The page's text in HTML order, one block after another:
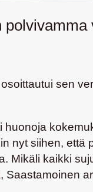
polvivamma
sen
nyt siihen, että
Mikäli kaikki
Saastamoinen